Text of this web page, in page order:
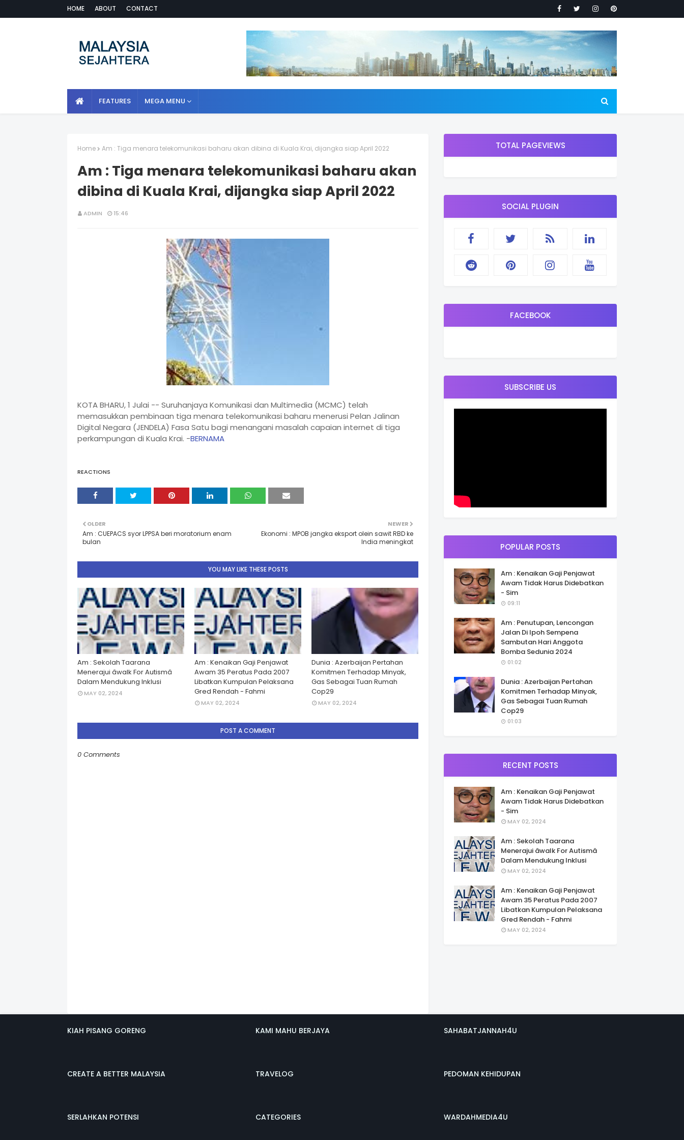
HOME ABOUT CONTACT
FEATURES MEGA MENU
Home Am : Tiga menara telekomunikasi baharu akan dibina di Kuala Krai, dijangka siap April 2022
Am : Tiga menara telekomunikasi baharu akan
dibina di Kuala Krai, dijangka siap April 2022
ADMIN 15:46
KOTA BHARU, 1 Julai -- Suruhanjaya Komunikasi dan Multimedia (MCMC) telah
memasukkan pembinaan tiga menara telekomunikasi baharu menerusi Pelan Jalinan
Digital Negara (JENDELA) Fasa Satu bagi menangani masalah capaian internet di tiga
perkampungan di Kuala Krai. -BERNAMA
REACTIONS
NEWER
Ekonomi : MPOB jangka eksport olein sawit RBD ke
India meningkat
OLDER
Am : CUEPACS syor LPPSA beri moratorium enam
bulan
YOU MAY LIKE THESE POSTS
Am : Sekolah Taarana
Menerajui âwalk For Autismâ
Dalam Mendukung Inklusi
MAY 02, 2024
Am : Kenaikan Gaji Penjawat
Awam 35 Peratus Pada 2007
Libatkan Kumpulan Pelaksana
Gred Rendah - Fahmi
MAY 02, 2024
Dunia : Azerbaijan Pertahan
Komitmen Terhadap Minyak,
Gas Sebagai Tuan Rumah
Cop29
MAY 02, 2024
POST A COMMENT
0 Comments
TOTAL PAGEVIEWS
SOCIAL PLUGIN
FACEBOOK
SUBSCRIBE US
POPULAR POSTS
Am : Kenaikan Gaji Penjawat
Awam Tidak Harus Didebatkan
- Sim
09:11
Am : Penutupan, Lencongan
Jalan Di Ipoh Sempena
Sambutan Hari Anggota
Bomba Sedunia 2024
01:02
Dunia : Azerbaijan Pertahan
Komitmen Terhadap Minyak,
Gas Sebagai Tuan Rumah
Cop29
01:03
RECENT POSTS
Am : Kenaikan Gaji Penjawat
Awam Tidak Harus Didebatkan
- Sim
MAY 02, 2024
Am : Sekolah Taarana
Menerajui âwalk For Autismâ
Dalam Mendukung Inklusi
MAY 02, 2024
Am : Kenaikan Gaji Penjawat
Awam 35 Peratus Pada 2007
Libatkan Kumpulan Pelaksana
Gred Rendah - Fahmi
MAY 02, 2024
KIAH PISANG GORENG
CREATE A BETTER MALAYSIA
SERLAHKAN POTENSI
KAMI MAHU BERJAYA
TRAVELOG
CATEGORIES
SAHABATJANNAH4U
PEDOMAN KEHIDUPAN
WARDAHMEDIA4U